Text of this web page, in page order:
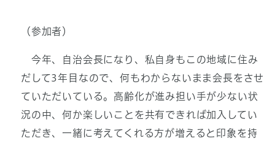
（参加者）
今年、自治会長になり、私自身もこの地域に住み
だして3年目なので、何もわからないまま会長をさせ
ていただいている。高齢化が進み担い手が少ない状
況の中、何か楽しいことを共有できれば加入してい
ただき、一緒に考えてくれる方が増えると印象を持